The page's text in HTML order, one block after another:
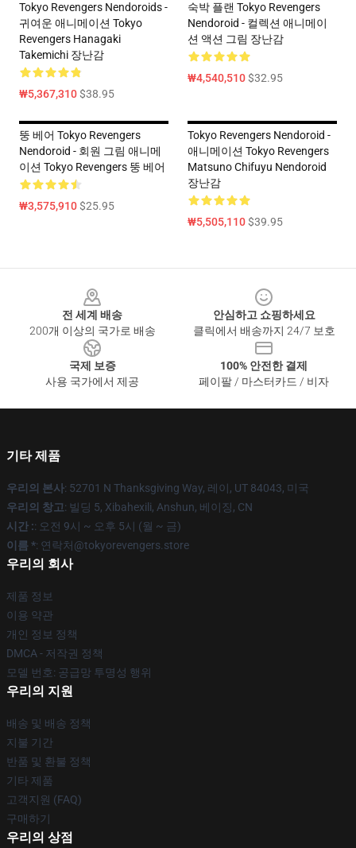
Tokyo Revengers Nendoroids -
귀여운 애니메이션 Tokyo
Revengers Hanagaki
Takemichi 장난감
₩5,367,310$38.95
숙박 플랜 Tokyo Revengers
Nendoroid - 컬렉션 애니메이
션 액션 그림 장난감
₩4,540,510$32.95
뚱 베어 Tokyo Revengers
Nendoroid - 회원 그림 애니메
이션 Tokyo Revengers 뚱 베어
₩3,575,910$25.95
Tokyo Revengers Nendoroid -
애니메이션 Tokyo Revengers
Matsuno Chifuyu Nendoroid
장난감
₩5,505,110$39.95
전 세계 배송
200개 이상의 국가로 배송
안심하고 쇼핑하세요
클릭에서 배송까지 24/7 보호
국제 보증
사용 국가에서 제공
100% 안전한 결제
페이팔 / 마스터카드 / 비자
기타 제품
우리의 본사: 52701 N Thanksgiving Way, 레이, UT 84043, 미국
우리의 창고: 빌딩 5, Xibahexili, Anshun, 베이징, CN
시간 :: 오전 9시 ~ 오후 5시 (월 ~ 금)
이름 *: 연락처@tokyorevengers.store
우리의 회사
제품 정보
이용 약관
개인 정보 정책
DMCA - 저작권 정책
모델 번호: 공급망 투명성 행위
우리의 지원
배송 및 배송 정책
지불 기간
반품 및 환불 정책
기타 제품
고객지원 (FAQ)
구매하기
우리의 상점